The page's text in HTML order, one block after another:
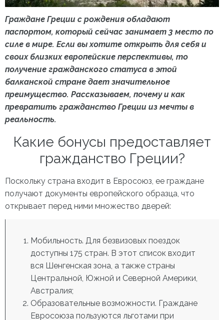
Граждане Греции с рождения обладают
паспортом, который сейчас занимает 3 место по
силе в мире. Если вы хотите открыть для себя и
своих близких европейские перспективы, то
получение гражданского статуса в этой
балканской стране дает значительное
преимущество. Рассказываем, почему и как
превратить гражданство Греции из мечты в
реальность.
Какие бонусы предоставляет
гражданство Греции?
Поскольку страна входит в Евросоюз, ее граждане
получают документы европейского образца, что
открывает перед ними множество дверей:
Мобильность. Для безвизовых поездок
доступны 175 стран. В этот список входит
вся Шенгенская зона, а также страны
Центральной, Южной и Северной Америки,
Австралия;
Образовательные возможности. Граждане
Евросоюза пользуются льготами при